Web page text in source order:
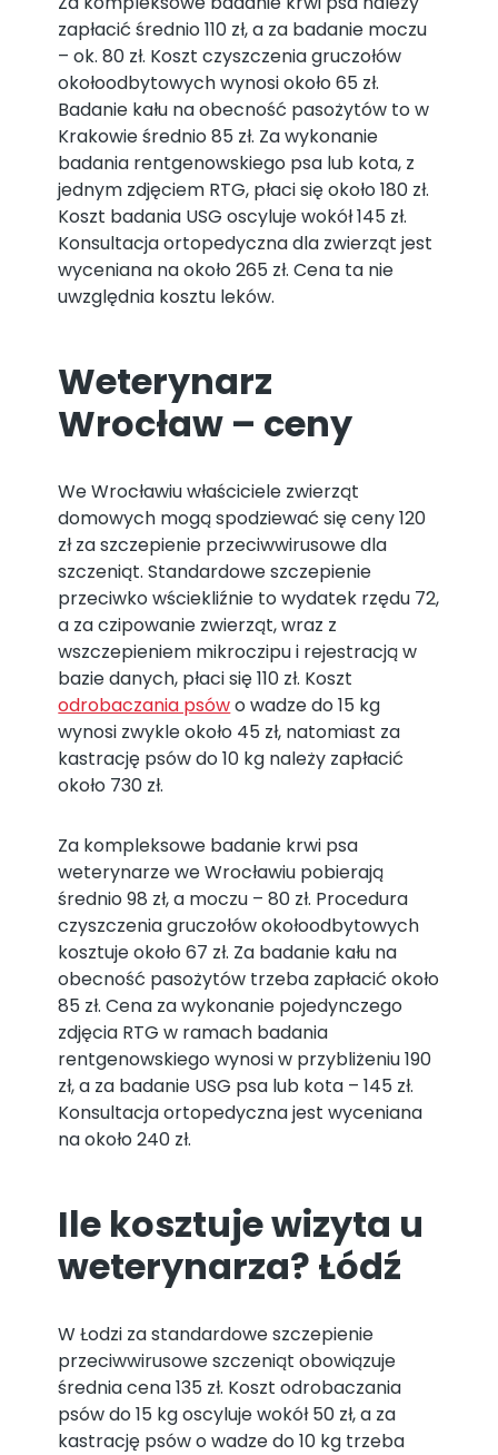
zapłacić średnio 110 zł, a za badanie moczu
– ok. 80 zł. Koszt czyszczenia gruczołów
okołoodbytowych wynosi około 65 zł.
Badanie kału na obecność pasożytów to w
Krakowie średnio 85 zł. Za wykonanie
badania rentgenowskiego psa lub kota, z
jednym zdjęciem RTG, płaci się około 180 zł.
Koszt badania USG oscyluje wokół 145 zł.
Konsultacja ortopedyczna dla zwierząt jest
wyceniana na około 265 zł. Cena ta nie
uwzględnia kosztu leków.
Weterynarz
Wrocław – ceny
We Wrocławiu właściciele zwierząt
domowych mogą spodziewać się ceny 120
zł za szczepienie przeciwwirusowe dla
szczeniąt. Standardowe szczepienie
przeciwko wściekliźnie to wydatek rzędu 72,
a za czipowanie zwierząt, wraz z
wszczepieniem mikroczipu i rejestracją w
bazie danych, płaci się 110 zł. Koszt
odrobaczania psówo wadze do 15 kg
wynosi zwykle około 45 zł, natomiast za
kastrację psów do 10 kg należy zapłacić
około 730 zł.
Za kompleksowe badanie krwi psa
weterynarze we Wrocławiu pobierają
średnio 98 zł, a moczu – 80 zł. Procedura
czyszczenia gruczołów okołoodbytowych
kosztuje około 67 zł. Za badanie kału na
obecność pasożytów trzeba zapłacić około
85 zł. Cena za wykonanie pojedynczego
zdjęcia RTG w ramach badania
rentgenowskiego wynosi w przybliżeniu 190
zł, a za badanie USG psa lub kota – 145 zł.
Konsultacja ortopedyczna jest wyceniana
na około 240 zł.
Ile kosztuje wizyta u
weterynarza? Łódź
W Łodzi za standardowe szczepienie
przeciwwirusowe szczeniąt obowiązuje
średnia cena 135 zł. Koszt odrobaczania
psów do 15 kg oscyluje wokół 50 zł, a za
kastrację psów o wadze do 10 kg trzeba